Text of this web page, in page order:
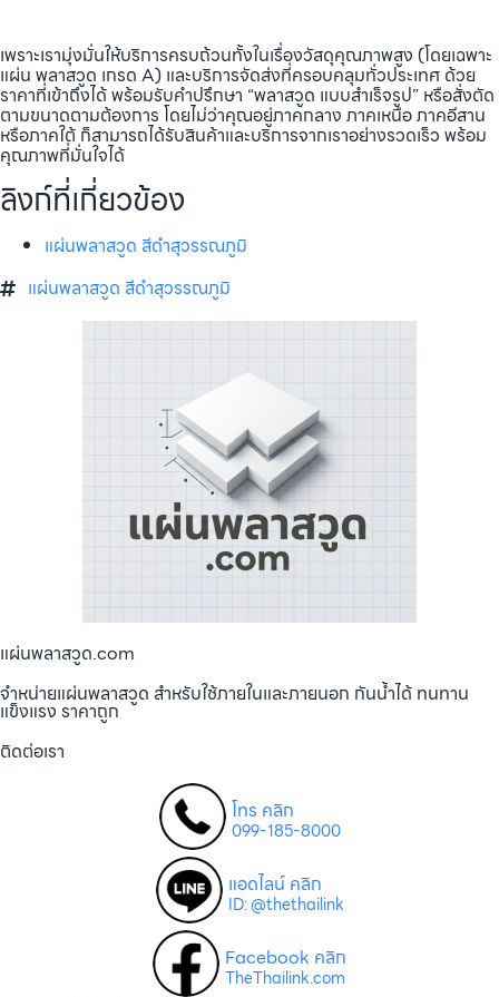
เพราะเรามุ่งมั่นให้บริการครบถ้วนทั้งในเรื่องวัสดุคุณภาพสูง (โดยเฉพาะ
แผ่น พลาสวูด เกรด A) และบริการจัดส่งที่ครอบคลุมทั่วประเทศ ด้วย
ราคาที่เข้าถึงได้ พร้อมรับคำปรึกษา “พลาสวูด แบบสำเร็จรูป” หรือสั่งตัด
ตามขนาดตามต้องการ โดยไม่ว่าคุณอยู่ภาคกลาง ภาคเหนือ ภาคอีสาน
หรือภาคใต้ ก็สามารถได้รับสินค้าและบริการจากเราอย่างรวดเร็ว พร้อม
คุณภาพที่มั่นใจได้
ลิงก์ที่เกี่ยวข้อง
แผ่นพลาสวูด สีดำสุวรรณภูมิ
แผ่นพลาสวูด สีดำสุวรรณภูมิ
แผ่นพลาสวูด.com
จำหน่ายแผ่นพลาสวูด สำหรับใช้ภายในและภายนอก กันน้ำได้ ทนทาน
แข็งแรง ราคาถูก
ติดต่อเรา
โทร คลิก
099-185-8000
แอดไลน์ คลิก
ID: @thethailink
Facebook คลิก
TheThailink.com